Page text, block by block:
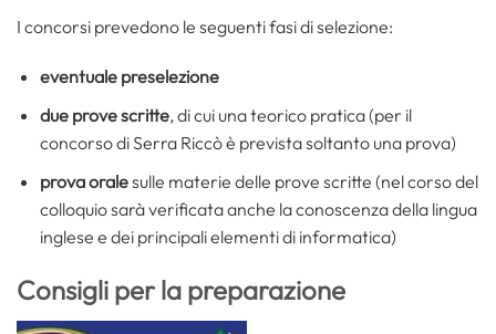
I concorsi prevedono le seguenti fasi di selezione:
eventuale preselezione
due prove scritte, di cui una teorico pratica (per il
concorso di Serra Riccò è prevista soltanto una prova)
prova oralesulle materie delle prove scritte (nel corso del
colloquio sarà verificata anche la conoscenza della lingua
inglese e dei principali elementi di informatica)
Consigli per la preparazione